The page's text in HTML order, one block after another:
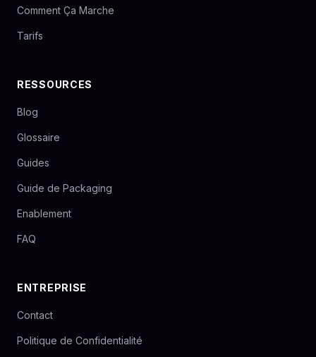
Comment Ça Marche
Tarifs
RESSOURCES
Blog
Glossaire
Guides
Guide de Packaging
Enablement
FAQ
ENTREPRISE
Contact
Politique de Confidentialité